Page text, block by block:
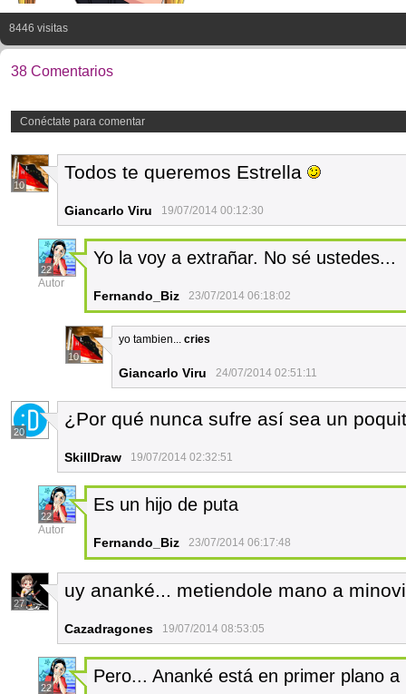
8446 visitas
38 Comentarios
Conéctate para comentar
10
Todos te queremos Estrella
Giancarlo Viru 19/07/2014 00:12:30
22
Autor
Yo la voy a extrañar. No sé ustedes...
Fernando_Biz 23/07/2014 06:18:02
10
yo tambien... cries
Giancarlo Viru 24/07/2014 02:51:11
20
¿Por qué nunca sufre así sea un
SkillDraw 19/07/2014 02:32:51
22
Autor
Es un hijo de puta
Fernando_Biz 23/07/2014 06:17:48
27
uy ananké... metiendole mano a
Cazadragones 19/07/2014 08:53:05
22
Pero... Ananké está en primer plano a